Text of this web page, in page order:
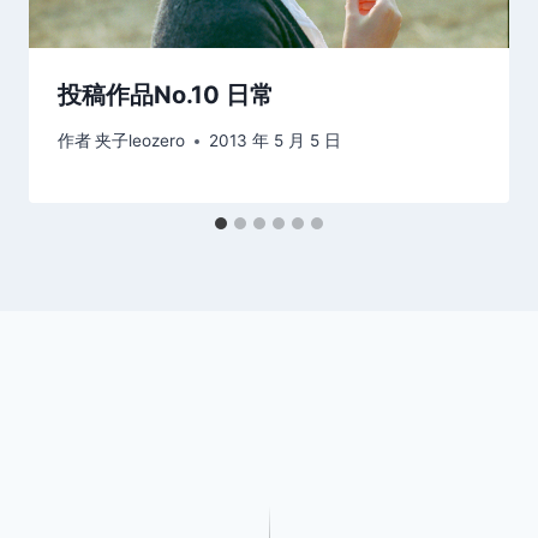
投稿作品No.10 日常
作者夹子leozero 2013 年 5 月 5 日